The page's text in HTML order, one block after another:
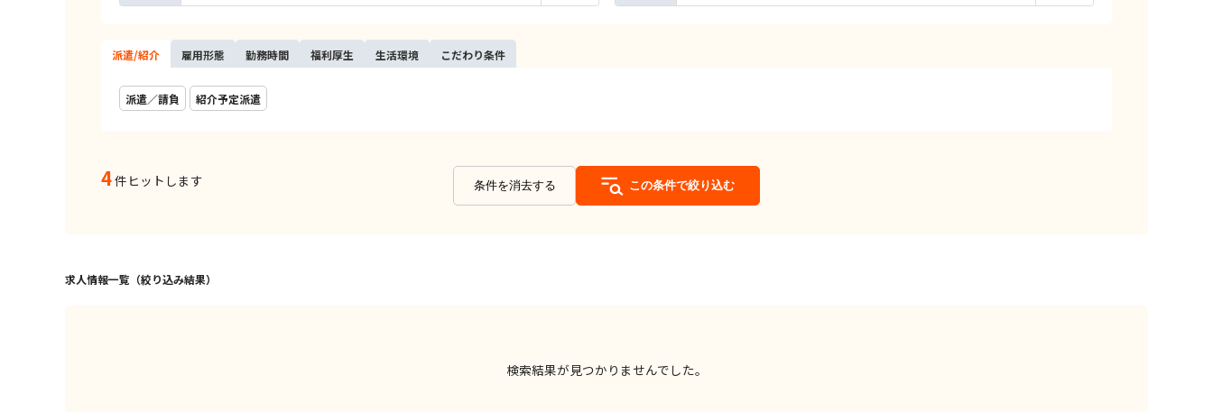
派遣/紹介 雇用形態 勤務時間 福利厚生 生活環境 こだわり条件
派遣／請負 紹介予定派遣
4件ヒットします 条件を消去する この条件で絞り込む
求人情報一覧（絞り込み結果）
検索結果が見つかりませんでした。